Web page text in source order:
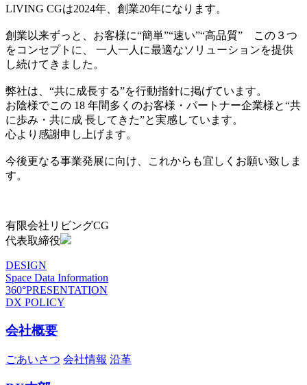
LIVING CGは2024年、創業20年になります。
創業以来ずっと、お客様に“簡単”“速い”“高品質” この３つ
をコンセプトに、 一人一人に最適なソリューションを提供
し続けてきました。
弊社は、“共に成長する”を行動指針に掲げています。
お陰様でこの 18 年間多くのお客様・パートナー企業様と“共
に歩み・共に成 長してきた”と実感しています。
心より感謝申し上げます。
今後更なる事業発展に向け、これからも宜しくお願い致しま
す。
有限会社リビングCG
代表取締役
DESIGN
Space Data Information
360°PRESENTATION
DX POLICY
会社概要
ごあいさつ 会社情報 沿革